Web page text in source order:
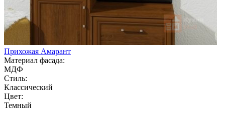
Прихожая Амарант
Материал фасада:
МДФ
Стиль:
Классический
Цвет:
Темный